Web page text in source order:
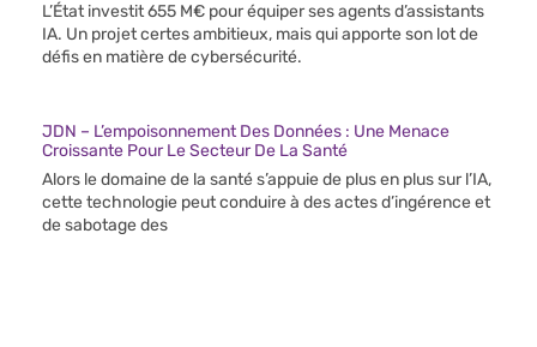
L’État investit 655 M€ pour équiper ses agents d’assistants
IA. Un projet certes ambitieux, mais qui apporte son lot de
défis en matière de cybersécurité.
JDN – L’empoisonnement Des Données : Une Menace
Croissante Pour Le Secteur De La Santé
Alors le domaine de la santé s’appuie de plus en plus sur l’IA,
cette technologie peut conduire à des actes d’ingérence et
de sabotage des